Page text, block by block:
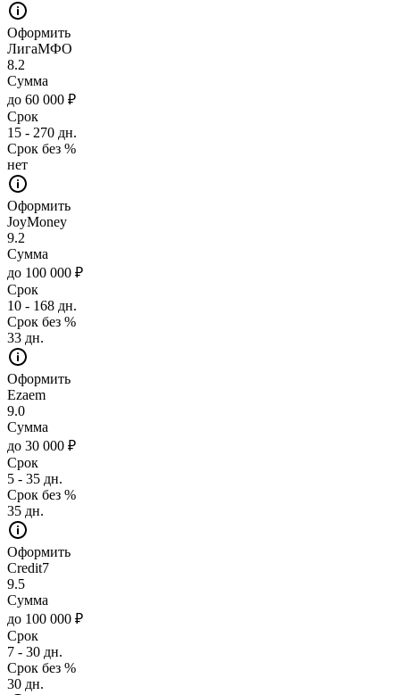
Оформить
ЛигаМФО
8.2
Сумма
до 60 000 ₽
Срок
15 - 270 дн.
Срок без %
нет
Оформить
JoyMoney
9.2
Сумма
до 100 000 ₽
Срок
10 - 168 дн.
Срок без %
33 дн.
Оформить
Ezaem
9.0
Сумма
до 30 000 ₽
Срок
5 - 35 дн.
Срок без %
35 дн.
Оформить
Credit7
9.5
Сумма
до 100 000 ₽
Срок
7 - 30 дн.
Срок без %
30 дн.